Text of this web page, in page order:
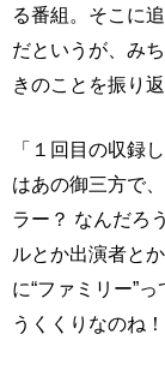
る番組。そこに
だというが、み
きのことを振り返
「１回目の収録
はあの御三方で
ラー？ なんだろ
ルとか出演者と
に“ファミリー”
うくくりなのね